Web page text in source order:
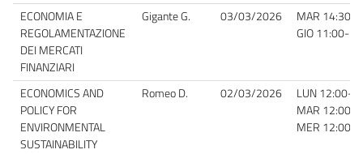
ECONOMIA E
REGOLAMENTAZIONE
DEI MERCATI
FINANZIARI
Gigante G. 03/03/2026
MAR 14:30-
GIO 11:00-
ECONOMICS AND
POLICY FOR
ENVIRONMENTAL
SUSTAINABILITY
Romeo D. 02/03/2026
LUN 12:00-
MAR 12:00-
MER 12:00-